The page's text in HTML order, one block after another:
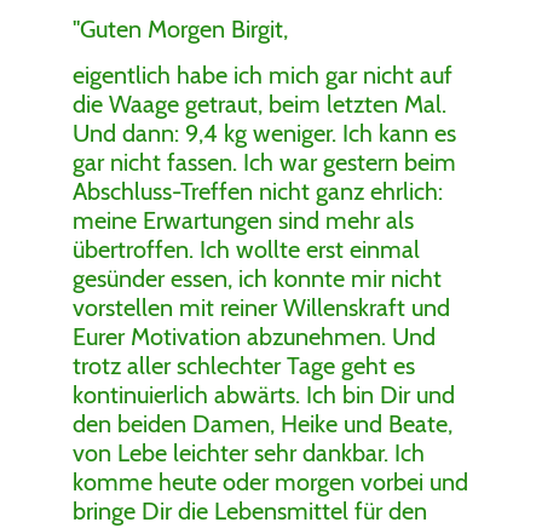
"Guten Morgen Birgit,
eigentlich habe ich mich gar nicht auf
die Waage getraut, beim letzten Mal.
Und dann: 9,4 kg weniger. Ich kann es
gar nicht fassen. Ich war gestern beim
Abschluss-Treffen nicht ganz ehrlich:
meine Erwartungen sind mehr als
übertroffen. Ich wollte erst einmal
gesünder essen, ich konnte mir nicht
vorstellen mit reiner Willenskraft und
Eurer Motivation abzunehmen. Und
trotz aller schlechter Tage geht es
kontinuierlich abwärts. Ich bin Dir und
den beiden Damen, Heike und Beate,
von Lebe leichter sehr dankbar. Ich
komme heute oder morgen vorbei und
bringe Dir die Lebensmittel für den